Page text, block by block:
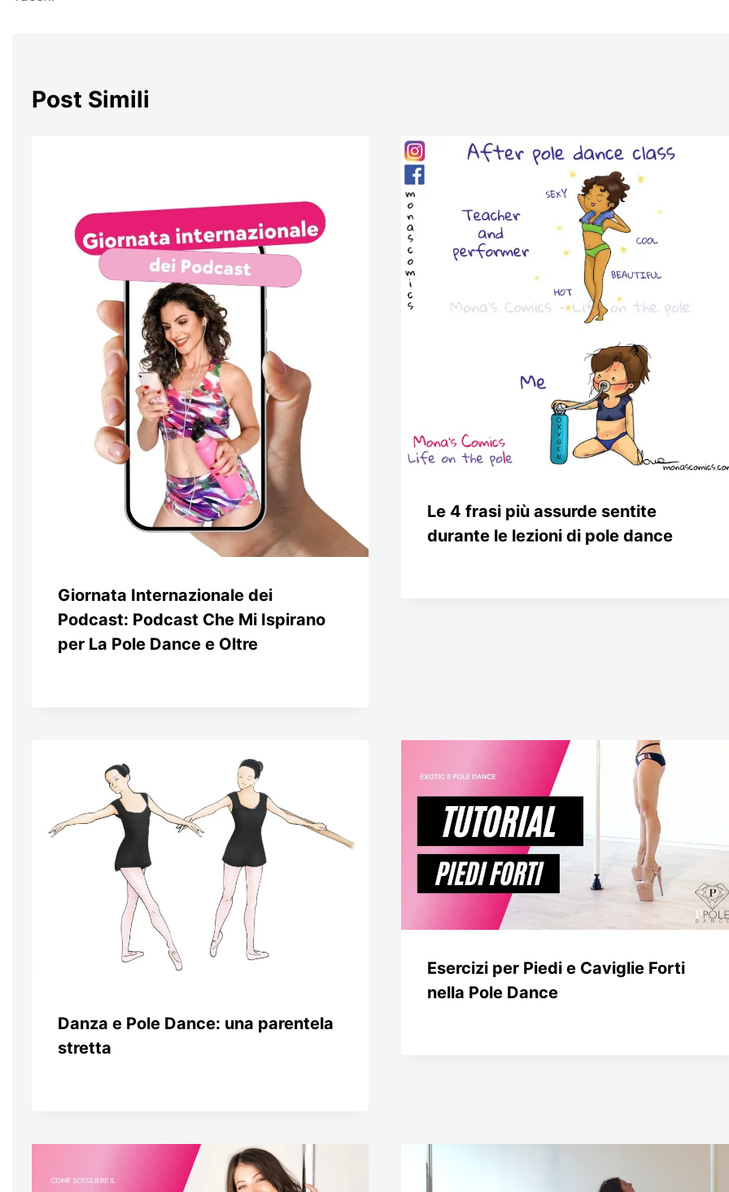
Post Simili
Giornata Internazionale dei
Podcast: Podcast Che Mi Ispirano
per La Pole Dance e Oltre
Le 4 frasi più assurde sentite
durante le lezioni di pole dance
Danza e Pole Dance: una parentela
stretta
Esercizi per Piedi e Caviglie Forti
nella Pole Dance